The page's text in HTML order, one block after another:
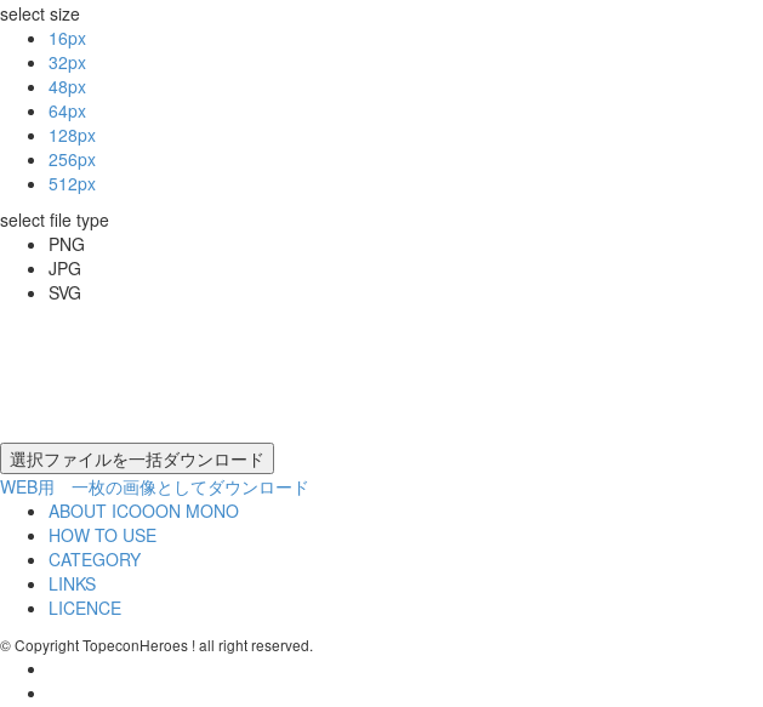
select size
16px
32px
48px
64px
128px
256px
512px
select file type
PNG
JPG
SVG
WEB用 一枚の画像としてダウンロード
ABOUT ICOOON MONO
HOW TO USE
CATEGORY
LINKS
LICENCE
© Copyright TopeconHeroes ! all right reserved.